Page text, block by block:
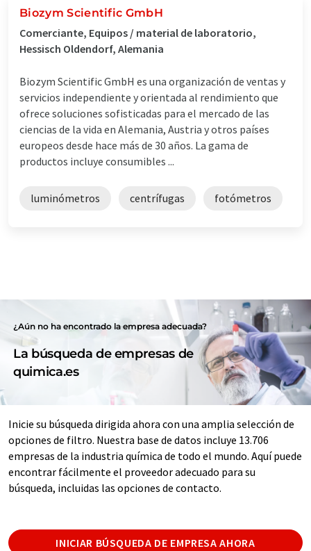
Biozym Scientific GmbH
Comerciante, Equipos / material de laboratorio,
Hessisch Oldendorf, Alemania
Biozym Scientific GmbH es una organización de ventas y
servicios independiente y orientada al rendimiento que
ofrece soluciones sofisticadas para el mercado de las
ciencias de la vida en Alemania, Austria y otros países
europeos desde hace más de 30 años. La gama de
productos incluye consumibles ...
luminómetros centrífugas fotómetros
¿Aún no ha encontrado la empresa adecuada?
La búsqueda de empresas de
quimica.es
Inicie su búsqueda dirigida ahora con una amplia selección de
opciones de filtro. Nuestra base de datos incluye 13.706
empresas de la industria química de todo el mundo. Aquí puede
encontrar fácilmente el proveedor adecuado para su
búsqueda, incluidas las opciones de contacto.
INICIAR BÚSQUEDA DE EMPRESA AHORA